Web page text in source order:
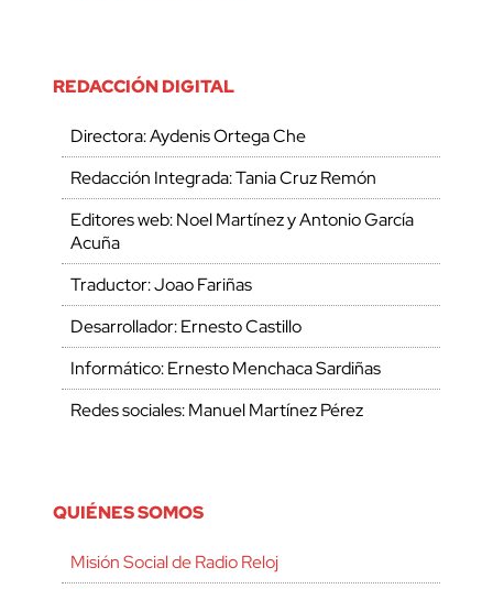
REDACCIÓN DIGITAL
Directora: Aydenis Ortega Che
Redacción Integrada: Tania Cruz Remón
Editores web: Noel Martínez y Antonio García
Acuña
Traductor: Joao Fariñas
Desarrollador: Ernesto Castillo
Informático: Ernesto Menchaca Sardiñas
Redes sociales: Manuel Martínez Pérez
QUIÉNES SOMOS
Misión Social de Radio Reloj